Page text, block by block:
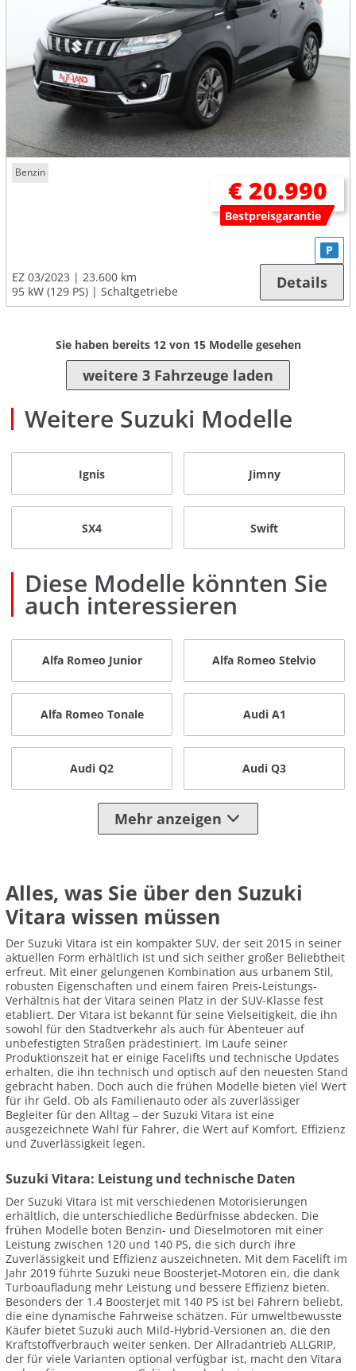
Benzin
€ 20.990
Bestpreisgarantie
EZ 03/2023
23.600 km
95 kW (129 PS)
Schaltgetriebe
P
Details
Sie haben bereits 12von 15Modelle gesehen
weitere 3 Fahrzeuge laden
Weitere Suzuki Modelle
Ignis Jimny
SX4 Swift
Diese Modelle könnten Sie
auch interessieren
Alfa Romeo Junior Alfa Romeo Stelvio
Alfa Romeo Tonale Audi A1
Audi Q2 Audi Q3
Mehr anzeigen
Alles, was Sie über den Suzuki
Vitara wissen müssen
Der Suzuki Vitara ist ein kompakter SUV, der seit 2015 in seiner
aktuellen Form erhältlich ist und sich seither großer Beliebtheit
erfreut. Mit einer gelungenen Kombination aus urbanem Stil,
robusten Eigenschaften und einem fairen Preis-Leistungs-
Verhältnis hat der Vitara seinen Platz in der SUV-Klasse fest
etabliert. Der Vitara ist bekannt für seine Vielseitigkeit, die ihn
sowohl für den Stadtverkehr als auch für Abenteuer auf
unbefestigten Straßen prädestiniert. Im Laufe seiner
Produktionszeit hat er einige Facelifts und technische Updates
erhalten, die ihn technisch und optisch auf den neuesten Stand
gebracht haben. Doch auch die frühen Modelle bieten viel Wert
für ihr Geld. Ob als Familienauto oder als zuverlässiger
Begleiter für den Alltag – der Suzuki Vitara ist eine
ausgezeichnete Wahl für Fahrer, die Wert auf Komfort, Effizienz
und Zuverlässigkeit legen.
Suzuki Vitara: Leistung und technische Daten
Der Suzuki Vitara ist mit verschiedenen Motorisierungen
erhältlich, die unterschiedliche Bedürfnisse abdecken. Die
frühen Modelle boten Benzin- und Dieselmotoren mit einer
Leistung zwischen 120 und 140 PS, die sich durch ihre
Zuverlässigkeit und Effizienz auszeichneten. Mit dem Facelift im
Jahr 2019 führte Suzuki neue Boosterjet-Motoren ein, die dank
Turboaufladung mehr Leistung und bessere Effizienz bieten.
Besonders der 1.4 Boosterjet mit 140 PS ist bei Fahrern beliebt,
die eine dynamische Fahrweise schätzen. Für umweltbewusste
Käufer bietet Suzuki auch Mild-Hybrid-Versionen an, die den
Kraftstoffverbrauch weiter senken. Der Allradantrieb ALLGRIP,
der für viele Varianten optional verfügbar ist, macht den Vitara